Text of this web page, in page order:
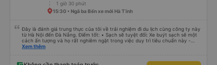
1 giờ 30 phút
15:30 • Ngã ba Bến xe mới Hà Tĩnh
Đây là đánh giá trung thực của tôi về trải nghiệm đi du lịch cùng công ty này
từ Hà Nội đến Đà Nẵng. Điểm tốt: • Sạch sẽ tuyệt đối: Xe buýt sạch sẽ một
cách ấn tượng và họ rất nghiêm ngặt trong việc duy trì tiêu chuẩn này -
không được phép ăn trên xe. Đây là lần đầu tiên tôi thấy sự chú trọng đến
suốt chuyến đi. • Tùy chọn sạc: Có sẵn cổng sạc USB và USB-C, đây cũng
Xem thêm